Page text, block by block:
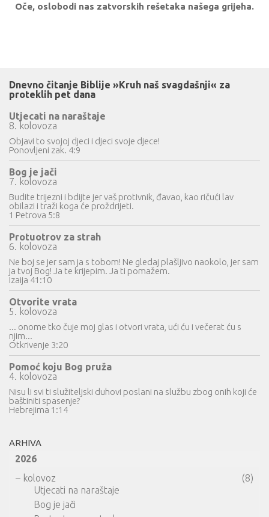
Oče, oslobodi nas zatvorskih rešetaka našega grijeha.
Dnevno čitanje Biblije »Kruh naš svagdašnji« za
proteklih pet dana
Utjecati na naraštaje
8. kolovoza
Objavi to svojoj djeci i djeci svoje djece!
Ponovljeni zak. 4:9
Bog je jači
7. kolovoza
Budite trijezni i bdijte jer vaš protivnik, đavao, kao ričući lav
obilazi i traži koga će proždrijeti.
1 Petrova 5:8
Protuotrov za strah
6. kolovoza
Ne boj se jer sam ja s tobom! Ne gledaj plašljivo naokolo, jer sam
ja tvoj Bog! Ja te krijepim. Ja ti pomažem.
Izaija 41:10
Otvorite vrata
5. kolovoza
... onome tko čuje moj glas i otvori vrata, ući ću i večerat ću s
njim...
Otkrivenje 3:20
Pomoć koju Bog pruža
4. kolovoza
Nisu li svi ti služiteljski duhovi poslani na službu zbog onih koji će
baštiniti spasenje?
Hebrejima 1:14
ARHIVA
2026
– kolovoz
(8)
Utjecati na naraštaje
Bog je jači